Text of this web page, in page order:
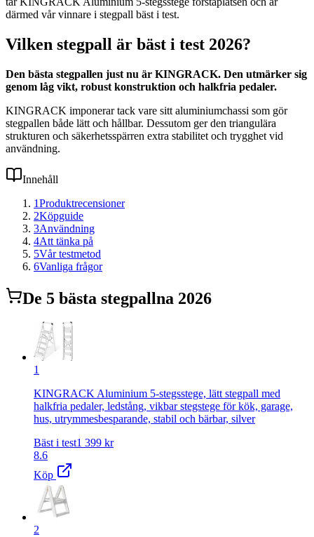
därmed vår vinnare i stegpall bäst i test.
Vilken stegpall är bäst i test 2026?
Den bästa stegpallen just nu är KINGRACK. Den utmärker sig
genom låg vikt, robust konstruktion och halkfria pedaler.
KINGRACK imponerar tack vare sitt aluminiumchassi som gör
stegpallen både lätt och hållbar. Dessutom ger den triangulära
strukturen och säkerhetsspärren extra stabilitet och trygghet vid
användning.
Innehåll
1Produktrecensioner
2Köpguide
3Användning
4Att tänka på
5Vår testmetod
6Vanliga frågor
De 5 bästa stegpallna 2026
1
KINGRACK Aluminium 5-stegsstege, lätt stegpall med
halkfria pedaler, ledstång, vikbar stegstege för kök, garage,
hus, utrymmesbesparande, stabil och bärbar, silver
Bäst i test1 399 kr
8.6
Köp
2